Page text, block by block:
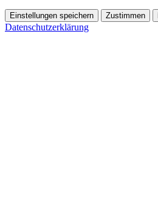
Einstellungen speichern Zustimmen
Datenschutzerklärung